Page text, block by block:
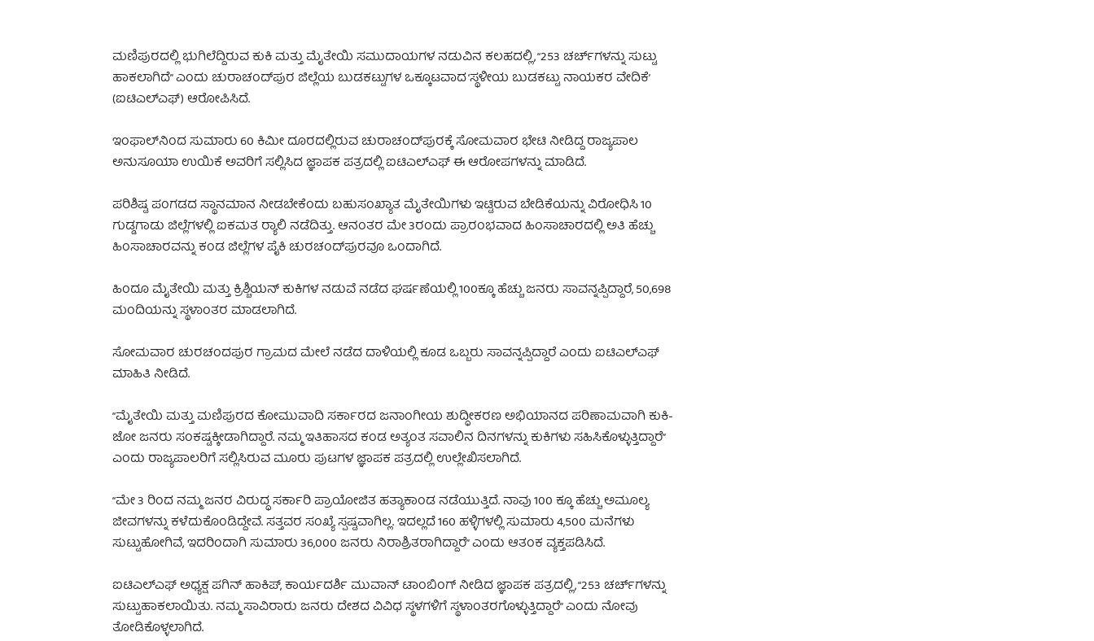
ಮಣಿಪುರದಲ್ಲಿ ಭುಗಿಲೆದ್ದಿರುವ ಕುಕಿ ಮತ್ತು ಮೈತೇಯಿ ಸಮುದಾಯಗಳ ನಡುವಿನ ಕಲಹದಲ್ಲಿ, “253 ಚರ್ಚ್‌ಗಳನ್ನು ಸುಟ್ಟು
ಹಾಕಲಾಗಿದೆ” ಎಂದು ಚುರಾಚಂದ್‌ಪುರ ಜಿಲ್ಲೆಯ ಬುಡಕಟ್ಟುಗಳ ಒಕ್ಕೂಟವಾದ ‘ಸ್ಥಳೀಯ ಬುಡಕಟ್ಟು ನಾಯಕರ ವೇದಿಕೆ’
(ಐಟಿಎಲ್‌ಎಫ್‌) ಆರೋಪಿಸಿದೆ.
ಇಂಫಾಲ್‌ನಿಂದ ಸುಮಾರು 60 ಕಿಮೀ ದೂರದಲ್ಲಿರುವ ಚುರಾಚಂದ್‌ಪುರಕ್ಕೆ ಸೋಮವಾರ ಭೇಟಿ ನೀಡಿದ್ದ ರಾಜ್ಯಪಾಲ
ಅನುಸೂಯಾ ಉಯಿಕೆ ಅವರಿಗೆ ಸಲ್ಲಿಸಿದ ಜ್ಞಾಪಕ ಪತ್ರದಲ್ಲಿ ಐಟಿಎಲ್‌ಎಫ್ ಈ ಆರೋಪಗಳನ್ನು ಮಾಡಿದೆ.
ಪರಿಶಿಷ್ಟ ಪಂಗಡದ ಸ್ಥಾನಮಾನ ನೀಡಬೇಕೆಂದು ಬಹುಸಂಖ್ಯಾತ ಮೈತೇಯಿಗಳು ಇಟ್ಟಿರುವ ಬೇಡಿಕೆಯನ್ನು ವಿರೋಧಿಸಿ 10
ಗುಡ್ಡಗಾಡು ಜಿಲ್ಲೆಗಳಲ್ಲಿ ಐಕಮತ ರ್‍ಯಾಲಿ ನಡೆದಿತ್ತು. ಆನಂತರ ಮೇ 3ರಂದು ಪ್ರಾರಂಭವಾದ ಹಿಂಸಾಚಾರದಲ್ಲಿ ಅತಿ ಹೆಚ್ಚು
ಹಿಂಸಾಚಾರವನ್ನು ಕಂಡ ಜಿಲ್ಲೆಗಳ ಪೈಕಿ ಚುರಚಂದ್‌ಪುರವೂ ಒಂದಾಗಿದೆ.
ಹಿಂದೂ ಮೈತೇಯಿ ಮತ್ತು ಕ್ರಿಶ್ಚಿಯನ್ ಕುಕಿಗಳ ನಡುವೆ ನಡೆದ ಘರ್ಷಣೆಯಲ್ಲಿ 100ಕ್ಕೂ ಹೆಚ್ಚು ಜನರು ಸಾವನ್ನಪ್ಪಿದ್ದಾರೆ, 50,698
ಮಂದಿಯನ್ನು ಸ್ಥಳಾಂತರ ಮಾಡಲಾಗಿದೆ.
ಸೋಮವಾರ ಚುರಚಂದಪುರ ಗ್ರಾಮದ ಮೇಲೆ ನಡೆದ ದಾಳಿಯಲ್ಲಿ ಕೂಡ ಒಬ್ಬರು ಸಾವನ್ನಪ್ಪಿದ್ದಾರೆ ಎಂದು ಐಟಿಎಲ್ಎಫ್
ಮಾಹಿತಿ ನೀಡಿದೆ.
“ಮೈತೇಯಿ ಮತ್ತು ಮಣಿಪುರದ ಕೋಮುವಾದಿ ಸರ್ಕಾರದ ಜನಾಂಗೀಯ ಶುದ್ಧೀಕರಣ ಅಭಿಯಾನದ ಪರಿಣಾಮವಾಗಿ ಕುಕಿ-
ಜೋ ಜನರು ಸಂಕಷ್ಟಕ್ಕೀಡಾಗಿದ್ದಾರೆ. ನಮ್ಮ ಇತಿಹಾಸದ ಕಂಡ ಅತ್ಯಂತ ಸವಾಲಿನ ದಿನಗಳನ್ನು ಕುಕಿಗಳು ಸಹಿಸಿಕೊಳ್ಳುತ್ತಿದ್ದಾರೆ”
ಎಂದು ರಾಜ್ಯಪಾಲರಿಗೆ ಸಲ್ಲಿಸಿರುವ ಮೂರು ಪುಟಗಳ ಜ್ಞಾಪಕ ಪತ್ರದಲ್ಲಿ ಉಲ್ಲೇಖಿಸಲಾಗಿದೆ.
“ಮೇ 3 ರಿಂದ ನಮ್ಮ ಜನರ ವಿರುದ್ಧ ಸರ್ಕಾರಿ ಪ್ರಾಯೋಜಿತ ಹತ್ಯಾಕಾಂಡ ನಡೆಯುತ್ತಿದೆ. ನಾವು 100 ಕ್ಕೂ ಹೆಚ್ಚು ಅಮೂಲ್ಯ
ಜೀವಗಳನ್ನು ಕಳೆದುಕೊಂಡಿದ್ದೇವೆ. ಸತ್ತವರ ಸಂಖ್ಯೆ ಸ್ಪಷ್ಟವಾಗಿಲ್ಲ. ಇದಲ್ಲದೆ 160 ಹಳ್ಳಿಗಳಲ್ಲಿ ಸುಮಾರು 4,500 ಮನೆಗಳು
ಸುಟ್ಟುಹೋಗಿವೆ, ಇದರಿಂದಾಗಿ ಸುಮಾರು 36,000 ಜನರು ನಿರಾಶ್ರಿತರಾಗಿದ್ದಾರೆ” ಎಂದು ಆತಂಕ ವ್ಯಕ್ತಪಡಿಸಿದೆ.
ಐಟಿಎಲ್‌ಎಫ್‌ ಅಧ್ಯಕ್ಷ ಪಗಿನ್ ಹಾಕಿಪ್, ಕಾರ್ಯದರ್ಶಿ ಮುವಾನ್ ಟಾಂಬಿಂಗ್ ನೀಡಿದ ಜ್ಞಾಪಕ ಪತ್ರದಲ್ಲಿ, “253 ಚರ್ಚ್‌ಗಳನ್ನು
ಸುಟ್ಟುಹಾಕಲಾಯಿತು. ನಮ್ಮ ಸಾವಿರಾರು ಜನರು ದೇಶದ ವಿವಿಧ ಸ್ಥಳಗಳಿಗೆ ಸ್ಥಳಾಂತರಗೊಳ್ಳುತ್ತಿದ್ದಾರೆ” ಎಂದು ನೋವು
ತೋಡಿಕೊಳ್ಳಲಾಗಿದೆ.